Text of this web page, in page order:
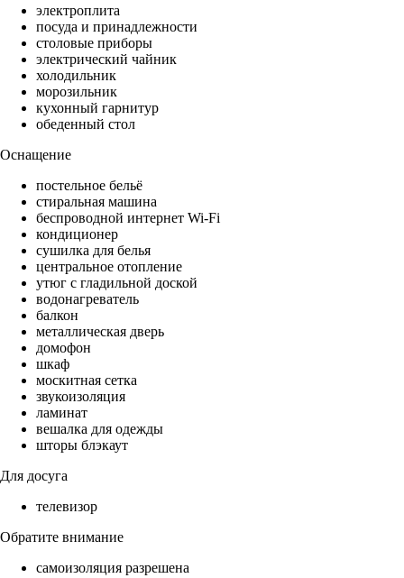
электроплита
посуда и принадлежности
столовые приборы
электрический чайник
холодильник
морозильник
кухонный гарнитур
обеденный стол
Оснащение
постельное бельё
стиральная машина
беспроводной интернет Wi-Fi
кондиционер
сушилка для белья
центральное отопление
утюг с гладильной доской
водонагреватель
балкон
металлическая дверь
домофон
шкаф
москитная сетка
звукоизоляция
ламинат
вешалка для одежды
шторы блэкаут
Для досуга
телевизор
Обратите внимание
самоизоляция разрешена